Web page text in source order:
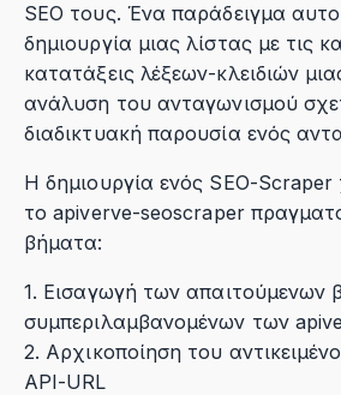
SEO τους. Ένα παράδειγμα
δημιουργία μιας λίστας με τις
κατατάξεις λέξεων-κλειδιών
ανάλυση του ανταγωνισμού
διαδικτυακή παρουσία ενός
Η δημιουργία ενός SEO-
το apiverve-seoscraper
βήματα:
1. Εισαγωγή των απαιτούμενων
συμπεριλαμβανομένων των
2. Αρχικοποίηση του
API-URL